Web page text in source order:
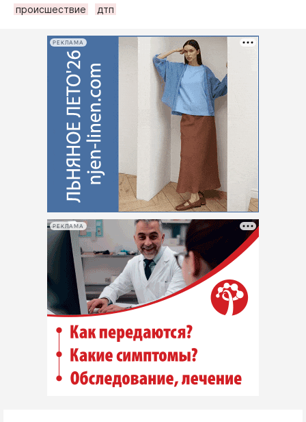
происшествие
дтп
РЕКЛАМА
РЕКЛАМА